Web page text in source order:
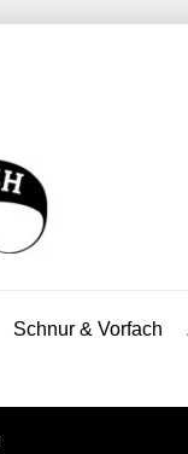
Schnur & Vorfach